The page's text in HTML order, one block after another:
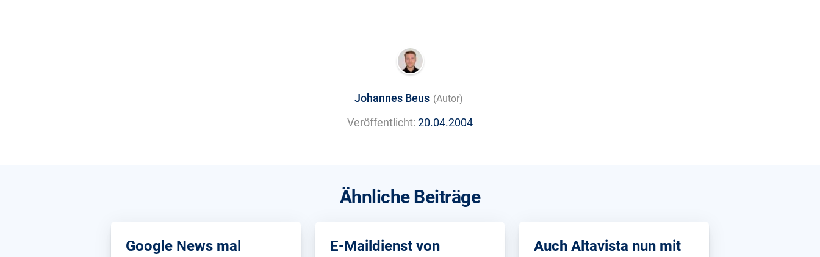
Johannes Beus (Autor)
Veröffentlicht: 20.04.2004
Ähnliche Beiträge
Google News mal
E-Maildienst von
Auch Altavista nun mit